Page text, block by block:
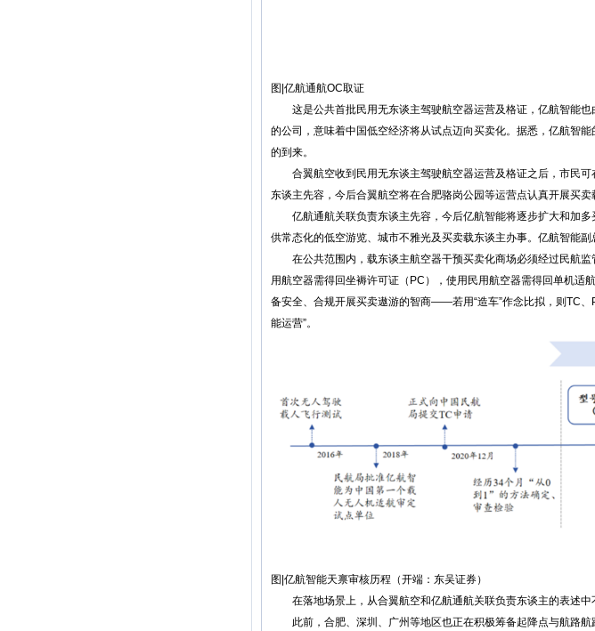
图|亿航通航OC取证
这是公共首批民用无东谈主驾驶航空器运营及格证，亿航智能也
的公司，意味着中国低空经济将从试点迈向买卖化。据悉，亿航智
的到来。
合翼航空收到民用无东谈主驾驶航空器运营及格证之后，市民可
东谈主先容，今后合翼航空将在合肥骆岗公园等运营点认真开展买卖
亿航通航关联负责东谈主先容，今后亿航智能将逐步扩大和加多
供常态化的低空游览、城市不雅光及买卖载东谈主办事。亿航智能
在公共范围内，载东谈主航空器干预买卖化商场必须经过民航监
用航空器需得回坐褥许可证（PC），使用民用航空器需得回单机
备安全、合规开展买卖遨游的智商——若用“造车”作念比拟，则TC
能运营”。
图|亿航智能天禀审核历程（开端：东吴证券）
在落地场景上，从合翼航空和亿航通航关联负责东谈主的表述中
此前，合肥、深圳、广州等地区也正在积极筹备起降点与航路航